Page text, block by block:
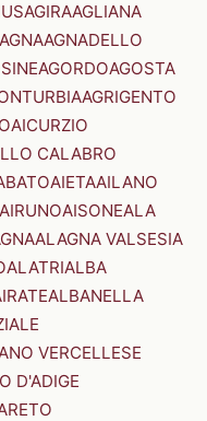
AGIRAAGLIANA
AGNAAGNADELLO
AGORDOAGOSTA
AGRIGENTO
AICURZIO
CALABRO
AIETAAILANO
AIRUNOAISONEALA
ALAGNA VALSESIA
ALATRIALBA
ALBANELLA
VERCELLESE
D'ADIGE